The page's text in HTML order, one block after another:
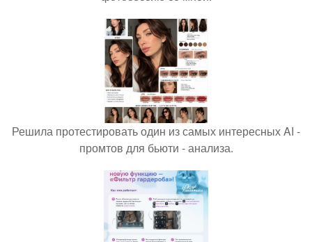
Решила протестировать один из самых интересных AI -
промтов для бьюти - анализа.